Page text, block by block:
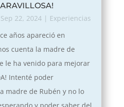
Sep 22, 2024| Experiencias
años apareció en
cuenta la madre de
le ha venido para mejorar
Intenté poder
madre de Rubén y no lo
y poder saber del